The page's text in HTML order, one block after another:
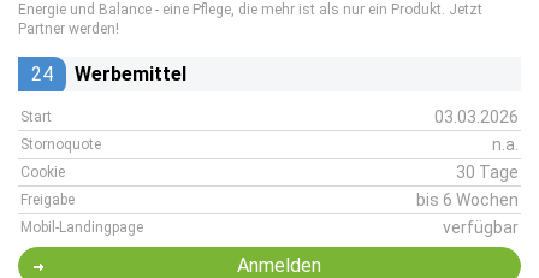
Energie und Balance - eine Pflege, die mehr ist als nur ein Produkt. Jetzt
Partner werden!
24 Werbemittel
Start 03.03.2026
Stornoquote n.a.
Cookie 30 Tage
Freigabe bis 6 Wochen
Mobil-Landingpage verfügbar
Anmelden